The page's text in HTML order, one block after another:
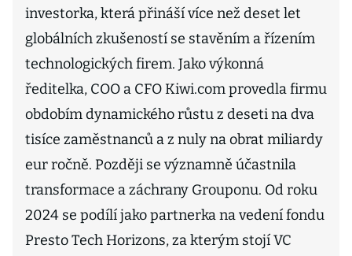
investorka, která přináší více než deset let
globálních zkušeností se stavěním a řízením
technologických firem. Jako výkonná
ředitelka, COO a CFO Kiwi.com provedla firmu
obdobím dynamického růstu z deseti na dva
tisíce zaměstnanců a z nuly na obrat miliardy
eur ročně. Později se významně účastnila
transformace a záchrany Grouponu. Od roku
2024 se podílí jako partnerka na vedení fondu
Presto Tech Horizons, za kterým stojí VC